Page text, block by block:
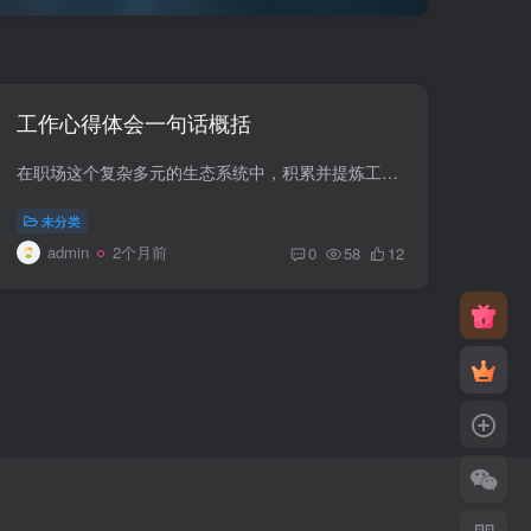
工作心得体会一句话概括
在职场这个复杂多元的生态系统中，积累并提炼工作心得成为提升个人与团队效能的关键。一句话概括的工作心得体会，往往浓缩了丰富的实践智慧，它既是个体经验的精华，也是集体智慧的结晶。 如何...
未分类
admin 2个月前 0 58 12